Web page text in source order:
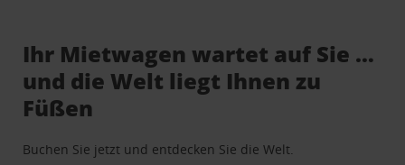
Ihr Mietwagen wartet auf Sie …
und die Welt liegt Ihnen zu
Füßen
Buchen Sie jetzt und entdecken Sie die Welt.